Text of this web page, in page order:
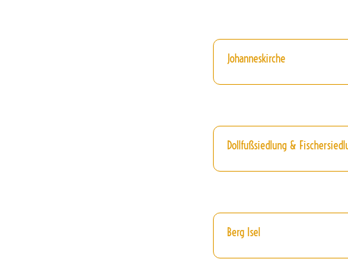
Johanneskirche
Dollfußsiedlung &
Berg Isel